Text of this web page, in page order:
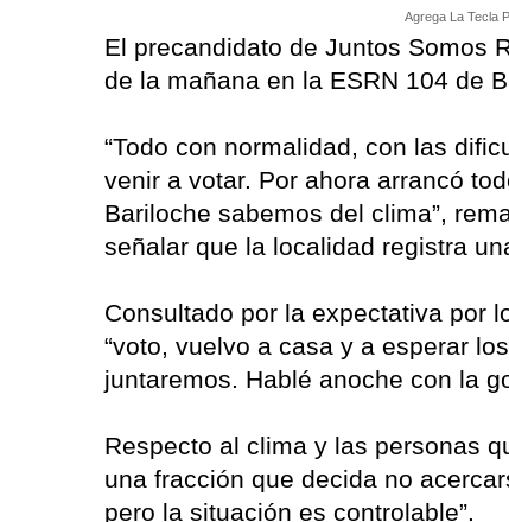
Agrega La Tecla
El precandidato de Juntos Somos
de la mañana en la ESRN 104 de
“Todo con normalidad, con las
venir a votar. Por ahora arrancó
Bariloche sabemos del clima”,
señalar que la localidad registra
Consultado por la expectativa por
“voto, vuelvo a casa y a esperar
juntaremos. Hablé anoche con la
Respecto al clima y las personas
una fracción que decida no
pero la situación es controlable”.